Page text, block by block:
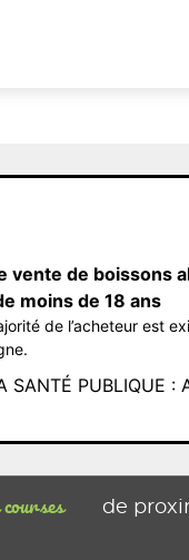
vente de boissons
moins de 18 ans
de l’acheteur est
SANTÉ PUBLIQUE :
de